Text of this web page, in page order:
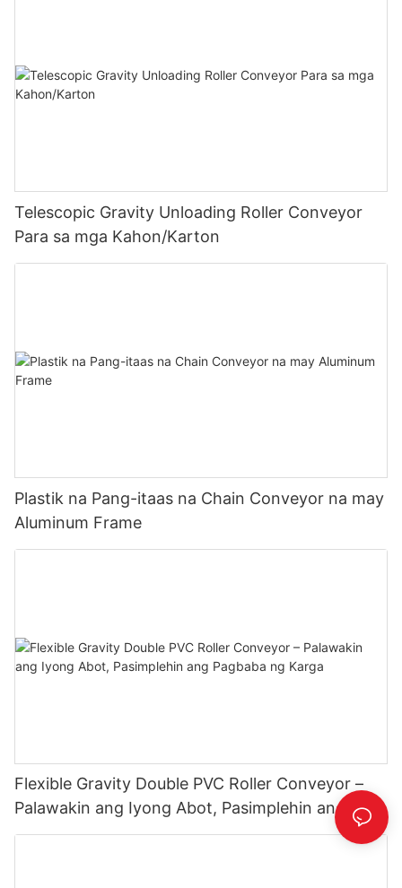
Telescopic Gravity Unloading Roller Conveyor
Para sa mga Kahon/Karton
Plastik na Pang-itaas na Chain Conveyor na may
Aluminum Frame
Flexible Gravity Double PVC Roller Conveyor –
Palawakin ang Iyong Abot, Pasimplehin ang
Pagbaba ng Karga